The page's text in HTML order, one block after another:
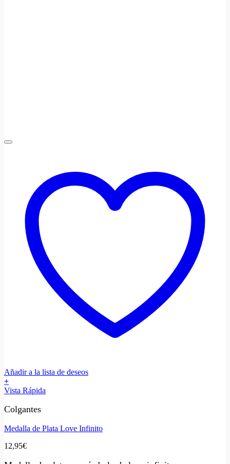
Añadir a la lista de deseos
+
Vista Rápida
Colgantes
Medalla de Plata Love Infinito
12,95€